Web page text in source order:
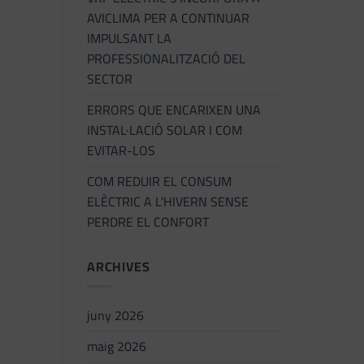
AVICLIMA PER A CONTINUAR
IMPULSANT LA
PROFESSIONALITZACIÓ DEL
SECTOR
ERRORS QUE ENCARIXEN UNA
INSTAL·LACIÓ SOLAR I COM
EVITAR-LOS
COM REDUIR EL CONSUM
ELÈCTRIC A L’HIVERN SENSE
PERDRE EL CONFORT
ARCHIVES
juny 2026
maig 2026